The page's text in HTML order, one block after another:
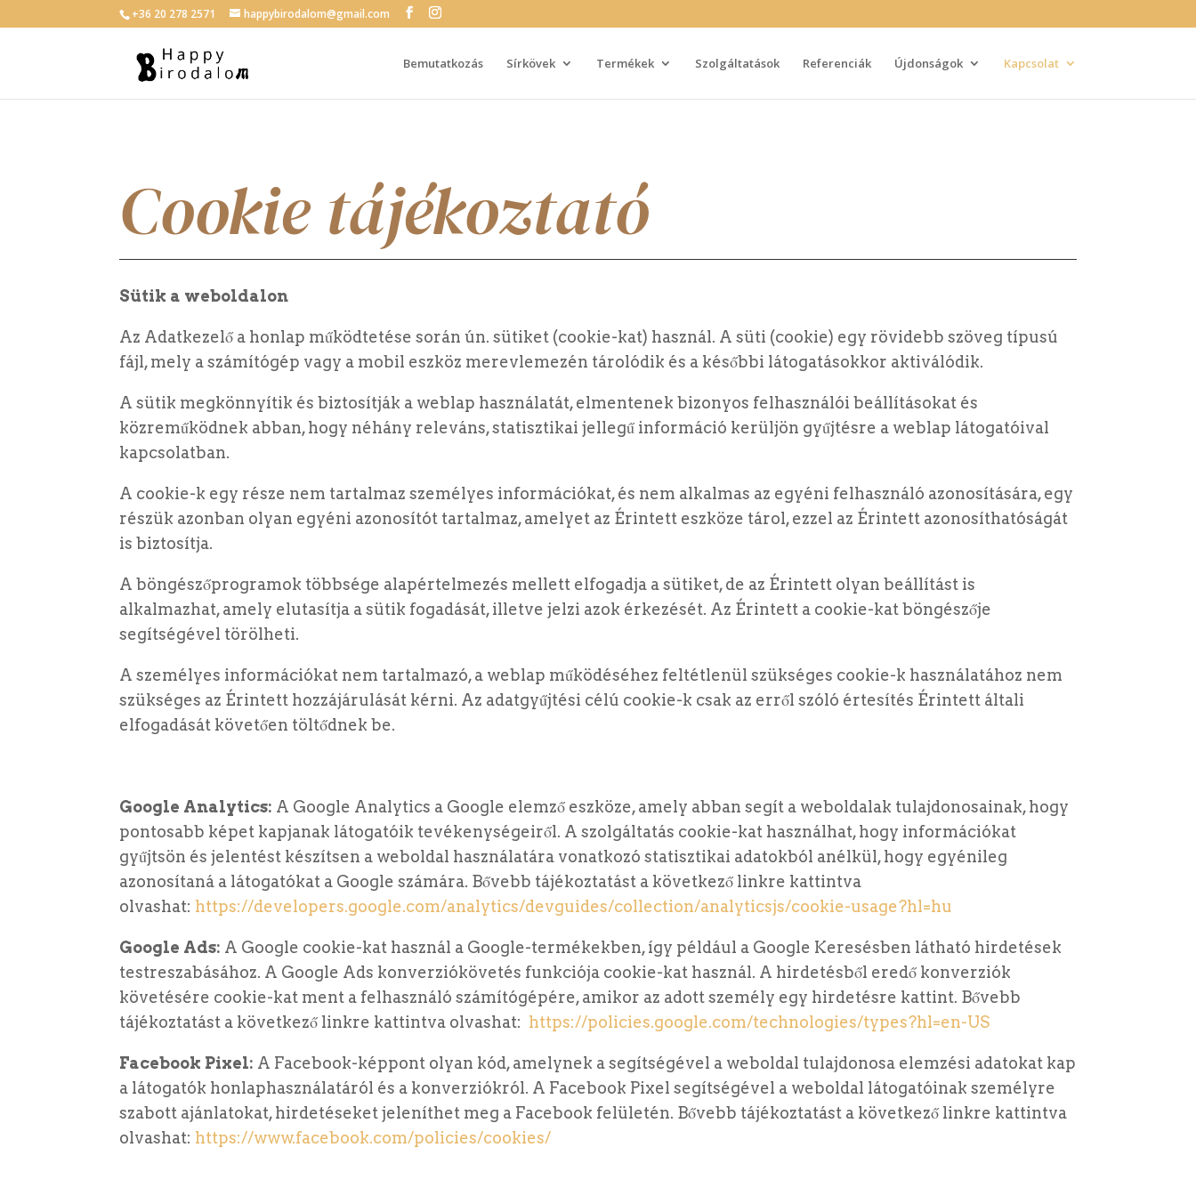
+36 20 278 2571 happybirodalom@gmail.com
Bemutatkozás Sírkövek Termékek Szolgáltatások Referenciák Újdonságok Kapcsolat
Cookie tájékoztató
Sütik a weboldalon
Az Adatkezelő a honlap működtetése során ún. sütiket (cookie-kat) használ. A süti (cookie) egy rövidebb szöveg típusú
fájl, mely a számítógép vagy a mobil eszköz merevlemezén tárolódik és a későbbi látogatásokkor aktiválódik.
A sütik megkönnyítik és biztosítják a weblap használatát, elmentenek bizonyos felhasználói beállításokat és
közreműködnek abban, hogy néhány releváns, statisztikai jellegű információ kerüljön gyűjtésre a weblap látogatóival
kapcsolatban.
A cookie-k egy része nem tartalmaz személyes információkat, és nem alkalmas az egyéni felhasználó azonosítására, egy
részük azonban olyan egyéni azonosítót tartalmaz, amelyet az Érintett eszköze tárol, ezzel az Érintett azonosíthatóságát
is biztosítja.
A böngészőprogramok többsége alapértelmezés mellett elfogadja a sütiket, de az Érintett olyan beállítást is
alkalmazhat, amely elutasítja a sütik fogadását, illetve jelzi azok érkezését. Az Érintett a cookie-kat böngészője
segítségével törölheti.
A személyes információkat nem tartalmazó, a weblap működéséhez feltétlenül szükséges cookie-k használatához nem
szükséges az Érintett hozzájárulását kérni. Az adatgyűjtési célú cookie-k csak az erről szóló értesítés Érintett általi
elfogadását követően töltődnek be.
Google Analytics: A Google Analytics a Google elemző eszköze, amely abban segít a weboldalak tulajdonosainak, hogy
pontosabb képet kapjanak látogatóik tevékenységeiről. A szolgáltatás cookie-kat használhat, hogy információkat
gyűjtsön és jelentést készítsen a weboldal használatára vonatkozó statisztikai adatokból anélkül, hogy egyénileg
azonosítaná a látogatókat a Google számára. Bővebb tájékoztatást a következő linkre kattintva
olvashat: https://developers.google.com/analytics/devguides/collection/analyticsjs/cookie-usage?hl=hu
Google Ads: A Google cookie-kat használ a Google-termékekben, így például a Google Keresésben látható hirdetések
testreszabásához. A Google Ads konverziókövetés funkciója cookie-kat használ. A hirdetésből eredő konverziók
követésére cookie-kat ment a felhasználó számítógépére, amikor az adott személy egy hirdetésre kattint. Bővebb
tájékoztatást a következő linkre kattintva olvashat: https://policies.google.com/technologies/types?hl=en-US
Facebook Pixel: A Facebook-képpont olyan kód, amelynek a segítségével a weboldal tulajdonosa elemzési adatokat kap
a látogatók honlaphasználatáról és a konverziókról. A Facebook Pixel segítségével a weboldal látogatóinak személyre
szabott ajánlatokat, hirdetéseket jeleníthet meg a Facebook felületén. Bővebb tájékoztatást a következő linkre kattintva
olvashat: https://www.facebook.com/policies/cookies/